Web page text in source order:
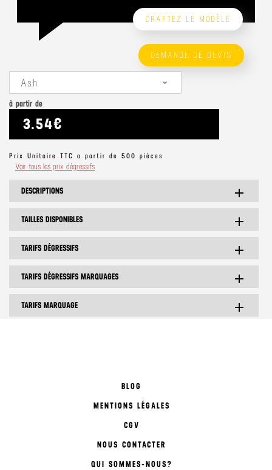
CRAFTEZ LE MODÈLE
DEMANDE DE DEVIS
Ash
à partir de
3.54€
Prix Unitaire TTC a partir de 500 pièces
Voir tous les prix dégressifs
DESCRIPTIONS add
TAILLES DISPONIBLES add
TARIFS DÉGRESSIFS add
TARIFS DÉGRESSIFS MARQUAGES add
TARIFS MARQUAGE add
BLOG
MENTIONS LÉGALES
CGV
NOUS CONTACTER
QUI SOMMES-NOUS?